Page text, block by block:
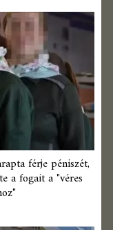
férje péniszét,
a fogait a "véres